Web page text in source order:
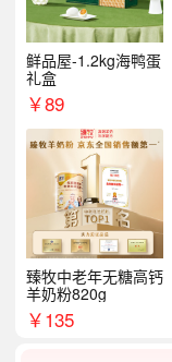
鲜品屋-1.2kg海鸭蛋
礼盒
￥89
臻牧中老年无糖高钙
羊奶粉820g
￥135